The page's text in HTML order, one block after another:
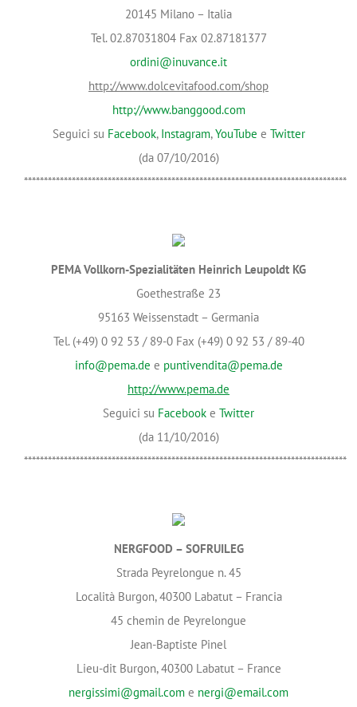
20145 Milano – Italia
Tel. 02.87031804 Fax 02.87181377
ordini@inuvance.it
http://www.dolcevitafood.com/shop
http://www.banggood.com
Seguici su Facebook, Instagram,YouTube e Twitter
(da 07/10/2016)
*********************************************************************************
PEMA Vollkorn-Spezialitäten Heinrich Leupoldt KG
Goethestraße 23
95163 Weissenstadt – Germania
Tel. (+49) 0 92 53 / 89-0 Fax (+49) 0 92 53 / 89-40
info@pema.de e puntivendita@pema.de
http://www.pema.de
Seguici su Facebook e Twitter
(da 11/10/2016)
*********************************************************************************
NERGFOOD – SOFRUILEG
Strada Peyrelongue n. 45
Località Burgon, 40300 Labatut – Francia
45 chemin de Peyrelongue
Jean-Baptiste Pinel
Lieu-dit Burgon, 40300 Labatut – France
nergissimi@gmail.com e nergi@email.com